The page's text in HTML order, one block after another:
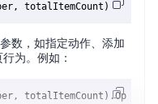
数，如指定动作、添加
为。例如：